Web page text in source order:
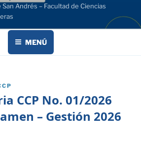
Andrés – Facultad de Ciencias
MENÚ
CCP No. 01/2026
– Gestión 2026